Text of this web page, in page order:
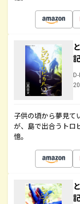
子供の頃から夢見て
が、島で出合うトロ
憶。